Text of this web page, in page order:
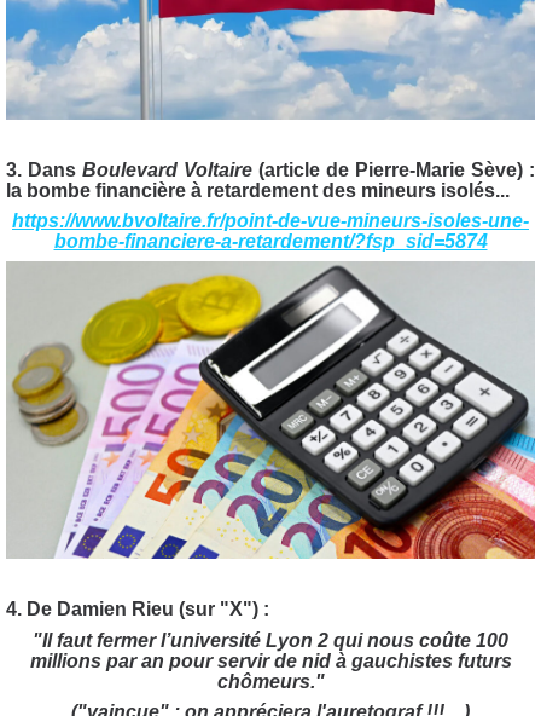
3. Dans Boulevard Voltaire (article de Pierre-Marie Sève) :
la bombe financière à retardement des mineurs isolés...
https://www.bvoltaire.fr/point-de-vue-mineurs-isoles-une-
bombe-financiere-a-retardement/?fsp_sid=5874
4. De Damien Rieu (sur "X") :
"Il faut fermer l’université Lyon 2 qui nous coûte 100
millions par an pour servir de nid à gauchistes futurs
chômeurs."
("vaincue" : on appréciera l'auretograf !!!....)